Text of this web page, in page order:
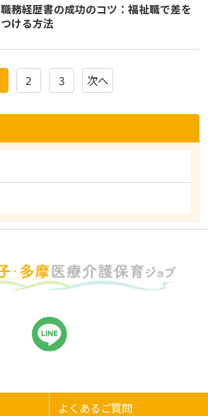
職務経歴書の成功のコツ：福祉職で差を
つける方法
2 3 次へ
よくあるご質問